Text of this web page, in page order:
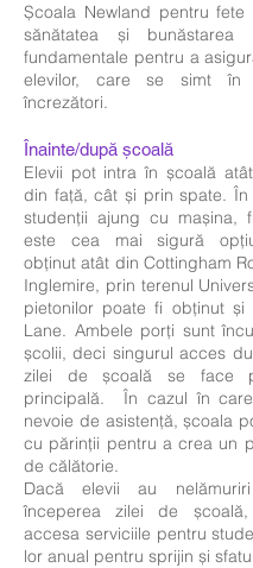
Școala Newland pentru
sănătatea și bunăstarea
fundamentale pentru a
elevilor, care se simt în
încrezători.
Înainte/după școală
Elevii pot intra în școală
din față, cât și prin spate.
studenții ajung cu mașina,
este cea mai sigură
obținut atât din Cottingham
Inglemire, prin terenul
pietonilor poate fi obținut și
Lane. Ambele porți sunt
școlii, deci singurul acces
zilei de școală se face
principală. În cazul în
nevoie de asistență, școala
cu părinții pentru a crea un
de călătorie.
Dacă elevii au
începerea zilei de
accesa serviciile pentru
lor anual pentru sprijin și